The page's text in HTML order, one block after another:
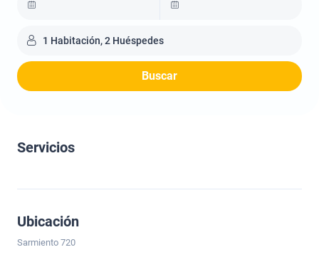
1 Habitación, 2 Huéspedes
Buscar
Servicios
Ubicación
Sarmiento 720